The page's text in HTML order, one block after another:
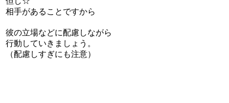
相手があることですから
彼の立場などに配慮しながら
行動していきましょう。
（配慮しすぎにも注意）